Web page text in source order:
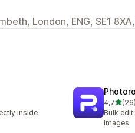
London, ENG, SE1
inside
4,7z 5(26)
Celkový
Bulk
images